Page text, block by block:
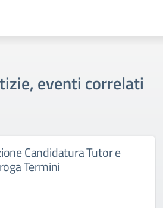
eventi correlati
Candidatura Tutor e
Termini